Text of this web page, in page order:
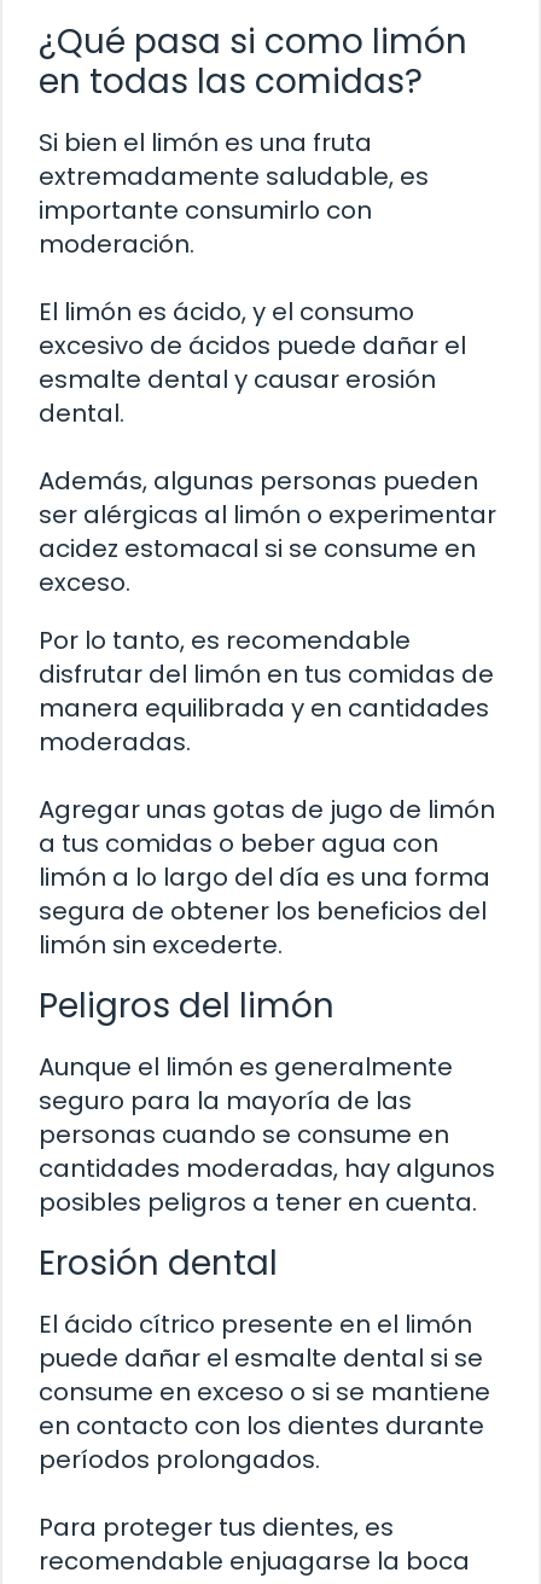
¿Qué pasa si como limón
en todas las comidas?
Si bien el limón es una fruta
extremadamente saludable, es
importante consumirlo con
moderación.
El limón es ácido, y el consumo
excesivo de ácidos puede dañar el
esmalte dental y causar erosión
dental.
Además, algunas personas pueden
ser alérgicas al limón o experimentar
acidez estomacal si se consume en
exceso.
Por lo tanto, es recomendable
disfrutar del limón en tus comidas de
manera equilibrada y en cantidades
moderadas.
Agregar unas gotas de jugo de limón
a tus comidas o beber agua con
limón a lo largo del día es una forma
segura de obtener los beneficios del
limón sin excederte.
Peligros del limón
Aunque el limón es generalmente
seguro para la mayoría de las
personas cuando se consume en
cantidades moderadas, hay algunos
posibles peligros a tener en cuenta.
Erosión dental
El ácido cítrico presente en el limón
puede dañar el esmalte dental si se
consume en exceso o si se mantiene
en contacto con los dientes durante
períodos prolongados.
Para proteger tus dientes, es
recomendable enjuagarse la boca